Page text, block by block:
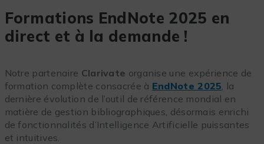
Formations EndNote 2025 en
direct et à la demande !
Notre partenaire Clarivate organise une expérience de
formation complète consacrée à EndNote 2025 , la
dernière évolution de l’outil de référence mondial en
matière de gestion bibliographiques, désormais enrichi
de fonctionnalités d’Intelligence Artificielle puissantes
et intuitives.